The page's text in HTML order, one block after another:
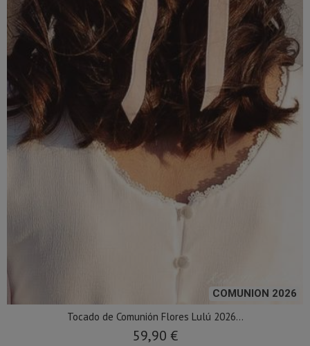
COMUNION 2026
Tocado de Comunión Flores Lulú 2026...
59,90 €